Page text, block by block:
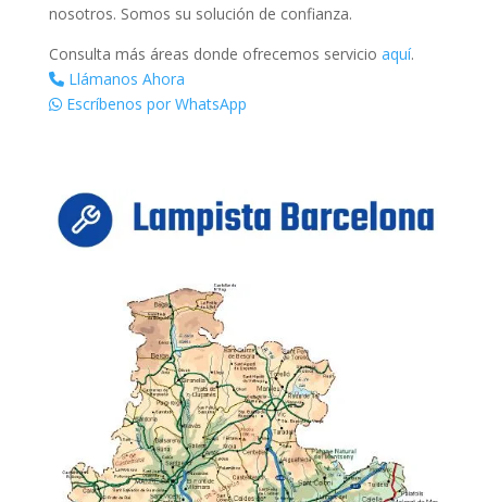
nosotros. Somos su solución de confianza.
Consulta más áreas donde ofrecemos servicio aquí.
Llámanos Ahora
Escríbenos por WhatsApp